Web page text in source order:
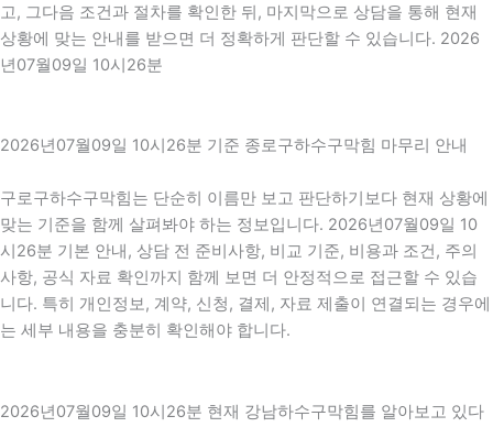
고, 그다음 조건과 절차를 확인한 뒤, 마지막으로 상담을 통해 현재
상황에 맞는 안내를 받으면 더 정확하게 판단할 수 있습니다. 2026
년07월09일 10시26분
2026년07월09일 10시26분 기준 종로구하수구막힘 마무리 안내
구로구하수구막힘는 단순히 이름만 보고 판단하기보다 현재 상황에
맞는 기준을 함께 살펴봐야 하는 정보입니다. 2026년07월09일 10
시26분 기본 안내, 상담 전 준비사항, 비교 기준, 비용과 조건, 주의
사항, 공식 자료 확인까지 함께 보면 더 안정적으로 접근할 수 있습
니다. 특히 개인정보, 계약, 신청, 결제, 자료 제출이 연결되는 경우에
는 세부 내용을 충분히 확인해야 합니다.
2026년07월09일 10시26분 현재 강남하수구막힘를 알아보고 있다